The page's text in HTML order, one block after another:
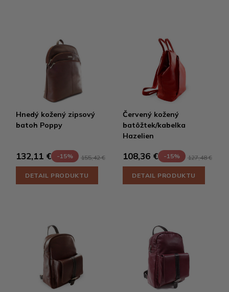
Hnedý kožený zipsový
batoh Poppy
132,11 € -15% 155,42 €
DETAIL PRODUKTU
Červený kožený
batôžtek/kabelka
Hazelien
108,36 € -15% 127,48 €
DETAIL PRODUKTU